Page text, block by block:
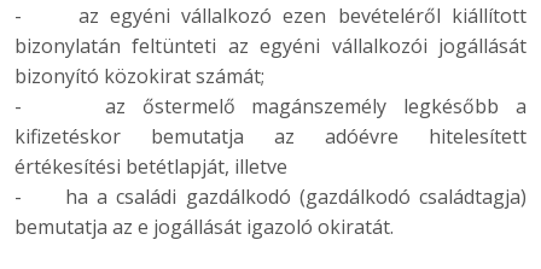
- az egyéni vállalkozó ezen bevételéről kiállított
bizonylatán feltünteti az egyéni vállalkozói jogállását
bizonyító közokirat számát;
- az őstermelő magánszemély legkésőbb a
kifizetéskor bemutatja az adóévre hitelesített
értékesítési betétlapját, illetve
- ha a családi gazdálkodó (gazdálkodó családtagja)
bemutatja az e jogállását igazoló okiratát.